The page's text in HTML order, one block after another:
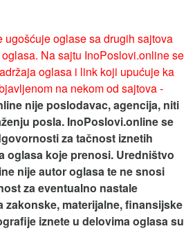
oglase sa drugih sajtova
Na sajtu InoPoslovi.online se
oglasa i link koji upućuje ka
na nekom od sajtova -
nije poslodavac, agencija, niti
posla. InoPoslovi.online se
za tačnost iznetih
oglasa koje prenosi. Uredništvo
nije autor oglasa te ne snosi
za eventualno nastale
zakonske, materijalne, finansijske
iznete u delovima oglasa su